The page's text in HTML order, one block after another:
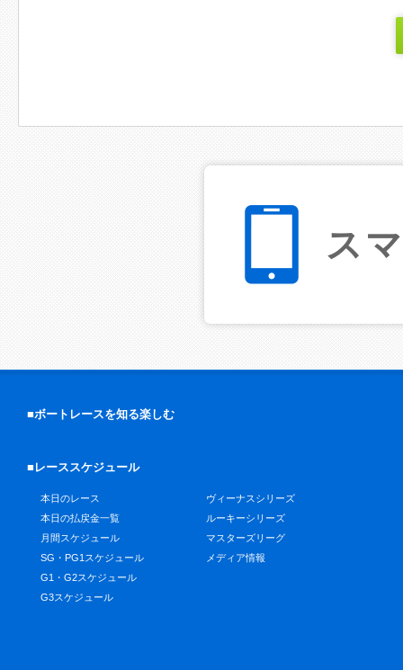
ス
■ボートレースを知る楽しむ
■レーススケジュール
本日のレース
本日の払戻金一覧
月間スケジュール
SG・PG1スケジュール
G1・G2スケジュール
G3スケジュール
ヴィーナスシリーズ
ルーキーシリーズ
マスターズリーグ
メディア情報